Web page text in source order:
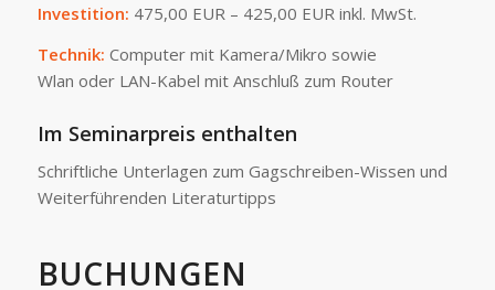
Investition: 475,00 EUR – 425,00 EUR inkl. MwSt.
Technik: Computer mit Kamera/Mikro sowie
Wlan oder LAN-Kabel mit Anschluß zum Router
Im Seminarpreis enthalten
Schriftliche Unterlagen zum Gagschreiben-Wissen und
Weiterführenden Literaturtipps
BUCHUNGEN